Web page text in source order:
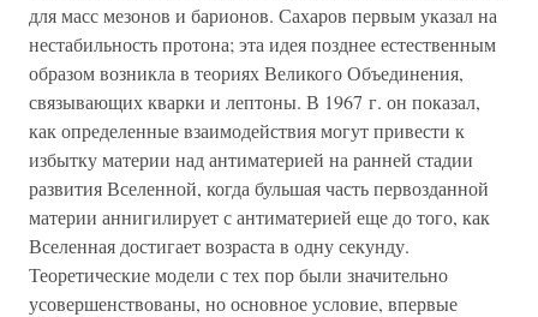
для масс мезонов и барионов. Сахаров первым указал на
нестабильность протона; эта идея позднее естественным
образом возникла в теориях Великого Объединения,
связывающих кварки и лептоны. В 1967 г. он показал,
как определенные взаимодействия могут привести к
избытку материи над антиматерией на ранней стадии
развития Вселенной, когда бульшая часть первозданной
материи аннигилирует с антиматерией еще до того, как
Вселенная достигает возраста в одну секунду.
Теоретические модели с тех пор были значительно
усовершенствованы, но основное условие, впервые